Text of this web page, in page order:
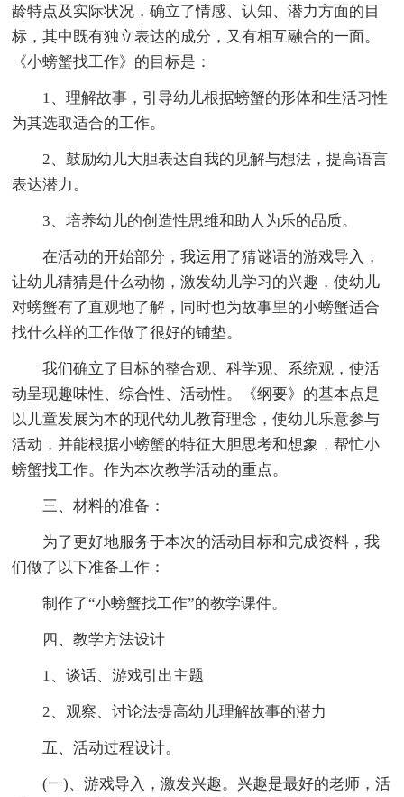
龄特点及实际状况，确立了情感、认知、潜力方面的目
标，其中既有独立表达的成分，又有相互融合的一面。
《小螃蟹找工作》的目标是：
1、理解故事，引导幼儿根据螃蟹的形体和生活习性
为其选取适合的工作。
2、鼓励幼儿大胆表达自我的见解与想法，提高语言
表达潜力。
3、培养幼儿的创造性思维和助人为乐的品质。
在活动的开始部分，我运用了猜谜语的游戏导入，
让幼儿猜猜是什么动物，激发幼儿学习的兴趣，使幼儿
对螃蟹有了直观地了解，同时也为故事里的小螃蟹适合
找什么样的工作做了很好的铺垫。
我们确立了目标的整合观、科学观、系统观，使活
动呈现趣味性、综合性、活动性。《纲要》的基本点是
以儿童发展为本的现代幼儿教育理念，使幼儿乐意参与
活动，并能根据小螃蟹的特征大胆思考和想象，帮忙小
螃蟹找工作。作为本次教学活动的重点。
三、材料的准备：
为了更好地服务于本次的活动目标和完成资料，我
们做了以下准备工作：
制作了“小螃蟹找工作”的教学课件。
四、教学方法设计
1、谈话、游戏引出主题
2、观察、讨论法提高幼儿理解故事的潜力
五、活动过程设计。
(一)、游戏导入，激发兴趣。兴趣是最好的老师，活